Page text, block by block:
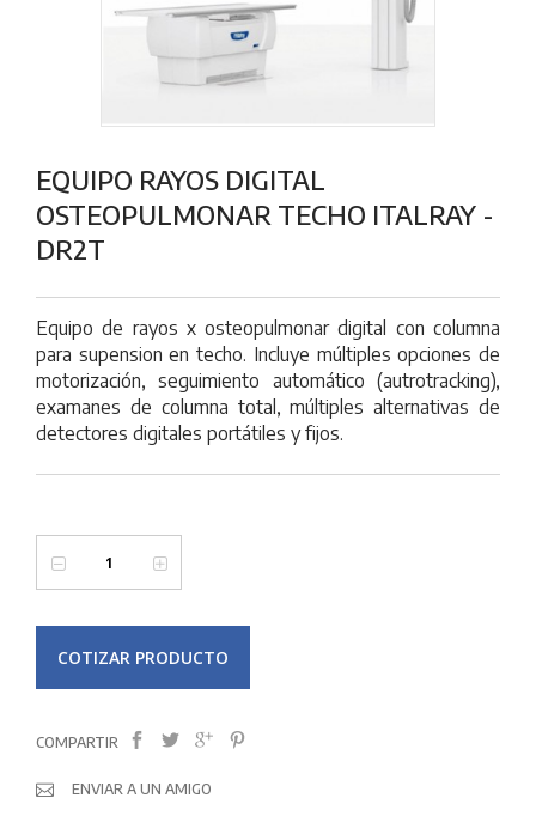
EQUIPO RAYOS DIGITAL
OSTEOPULMONAR TECHO ITALRAY -
DR2T
Equipo de rayos x osteopulmonar digital con columna
para supension en techo. Incluye múltiples opciones de
motorización, seguimiento automático (autrotracking),
examanes de columna total, múltiples alternativas de
detectores digitales portátiles y fijos.
COTIZAR PRODUCTO
COMPARTIR
ENVIAR A UN AMIGO